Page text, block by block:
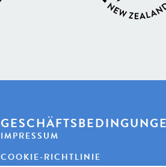
IMPRESSUM
COOKIE-RICHTLINIE